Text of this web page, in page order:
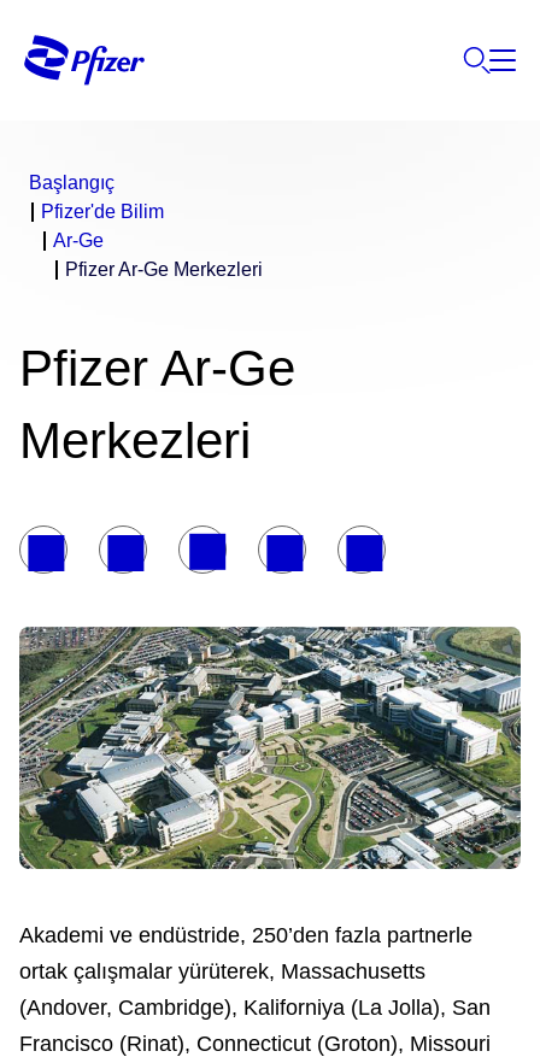
Başlangıç
Pfizer'de Bilim
Ar-Ge
Pfizer Ar-Ge Merkezleri
Pfizer Ar-Ge
Merkezleri
Akademi ve endüstride, 250’den fazla partnerle
ortak çalışmalar yürüterek, Massachusetts
(Andover, Cambridge), Kaliforniya (La Jolla), San
Francisco (Rinat), Connecticut (Groton), Missouri